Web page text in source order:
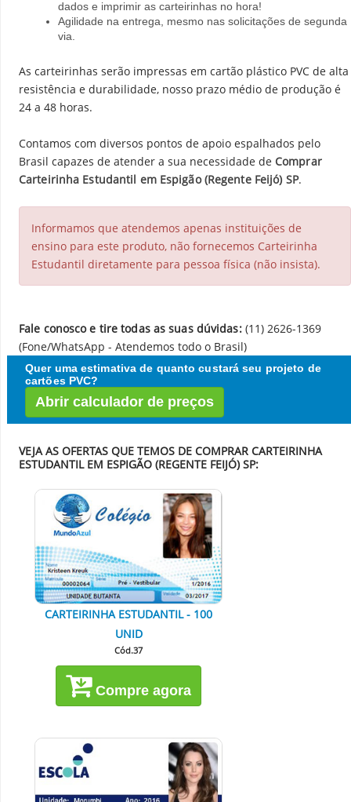
dados e imprimir as carteirinhas no hora!
Agilidade na entrega, mesmo nas solicitações de segunda
via.
As carteirinhas serão impressas em cartão plástico PVC de alta
resistência e durabilidade, nosso prazo médio de produção é
24 a 48 horas.
Contamos com diversos pontos de apoio espalhados pelo
Brasil capazes de atender a sua necessidade de Comprar
Carteirinha Estudantil em Espigão (Regente Feijó) SP.
Informamos que atendemos apenas instituições de
ensino para este produto, não fornecemos Carteirinha
Estudantil diretamente para pessoa física (não insista).
Fale conosco e tire todas as suas dúvidas: (11) 2626-1369
(Fone/WhatsApp - Atendemos todo o Brasil)
Quer uma estimativa de quanto custará seu projeto de
cartões PVC?
Abrir calculador de preços
VEJA AS OFERTAS QUE TEMOS DE COMPRAR CARTEIRINHA
ESTUDANTIL EM ESPIGÃO (REGENTE FEIJÓ) SP:
CARTEIRINHA ESTUDANTIL - 100
UNID
Cód.37
Compre agora